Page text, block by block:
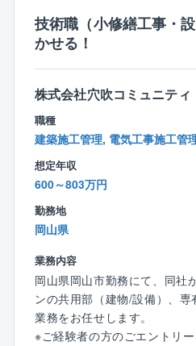
■出張について
○可能性としてはありますが短
⇒大型工事の応援のために
場合があります。
（年2回程度、1回につき数
があります）
■就業環境：
【入社3年後の新卒定着率】
【平均勤続年数】15.5年
【年間有給取得平均日数】14.2
■キャリアアップ
○中途入社の方もハンデが生ま
⇒社歴に関係なく、能力や
模プロジェクトの責任者や組
ントを担っていくなど、早期
技術職（小修繕工事・
かせる！
株式会社穴吹コミュニティ
職種
建築施工管理, 電気工事施工管
想定年収
600～803万円
勤務地
岡山県
業務内容
岡山県岡山市勤務にて、同社
ンの共用部（建物/設備）、
業務をお任せします。
※ご経験者の方のごエントリ